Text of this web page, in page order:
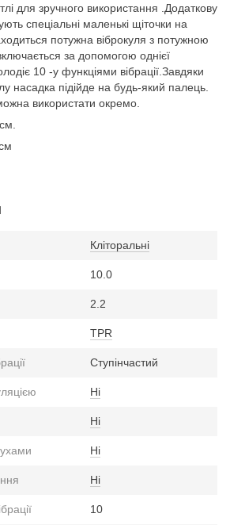
для зручного використання .Додаткову
спеціальні маленькі щіточки на
потужна віброкуля з потужною
за допомогою однієї
10 -у функціями вібрації.Завдяки
насадка підійде на будь-який палець.
використати окремо.
Кліторальні
10.0
2.2
TPR
Ступінчастий
Ні
Ні
Ні
Ні
10